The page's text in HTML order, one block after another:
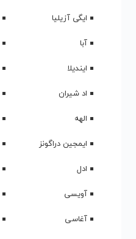
ایگی آزیلیا
آبا
ایندیلا
اد شیران
الهه
ایمجین دراگونز
ادل
آویسی
آغاسی